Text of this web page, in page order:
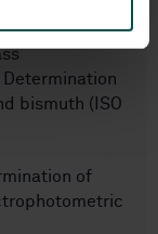
-
by the
bismuth (ISO
of